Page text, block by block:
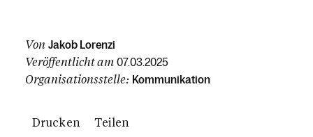
Von Jakob Lorenzi
Veröffentlicht am 07.03.2025
Organisationsstelle: Kommunikation
Drucken Teilen